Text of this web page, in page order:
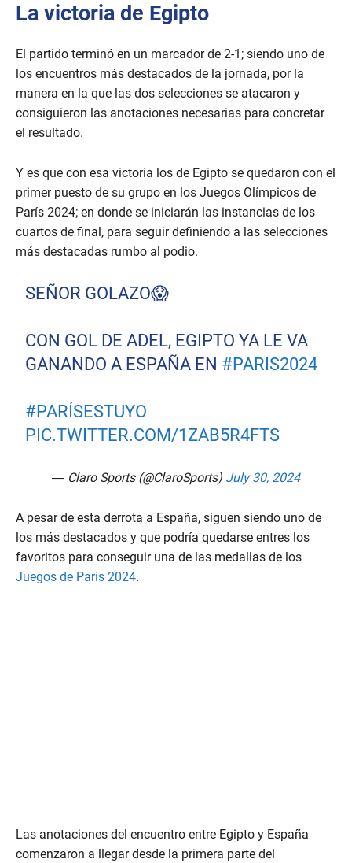
La victoria de Egipto
El partido terminó en un marcador de 2-1; siendo uno de
los encuentros más destacados de la jornada, por la
manera en la que las dos selecciones se atacaron y
consiguieron las anotaciones necesarias para concretar
el resultado.
Y es que con esa victoria los de Egipto se quedaron con el
primer puesto de su grupo en los Juegos Olímpicos de
París 2024; en donde se iniciarán las instancias de los
cuartos de final, para seguir definiendo a las selecciones
más destacadas rumbo al podio.
SEÑOR GOLAZO😱
CON GOL DE ADEL, EGIPTO YA LE VA
GANANDO A ESPAÑA EN #PARIS2024
#PARÍSESTUYO
PIC.TWITTER.COM/1ZAB5R4FTS
— Claro Sports (@ClaroSports) July 30, 2024
A pesar de esta derrota a España, siguen siendo uno de
los más destacados y que podría quedarse entres los
favoritos para conseguir una de las medallas de los
Juegos de París 2024.
Las anotaciones del encuentro entre Egipto y España
comenzaron a llegar desde la primera parte del